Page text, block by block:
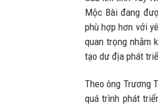
Mộc Bài đang
phù hợp hơn với
quan trọng nhằm
tạo dư địa phát
Theo ông Trương
quá trình phát